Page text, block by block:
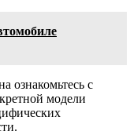
ознакомьтесь с
модели